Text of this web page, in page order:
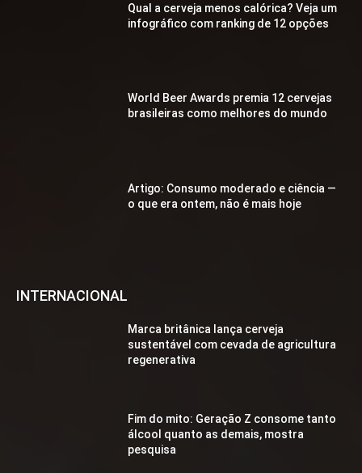
Qual a cerveja menos calórica? Veja um
infográfico com ranking de 12 opções
World Beer Awards premia 12 cervejas
brasileiras como melhores do mundo
Artigo: Consumo moderado e ciência —
o que era ontem, não é mais hoje
INTERNACIONAL
Marca britânica lança cerveja
sustentável com cevada de agricultura
regenerativa
Fim do mito: Geração Z consome tanto
álcool quanto as demais, mostra
pesquisa